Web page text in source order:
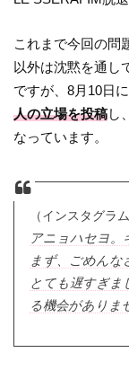
これまで今回の問
以外は沈黙を通し
ですが、8月10日に
人の立場を投稿し
なっています。
（インスタグラ
アニョハセヨ。
まず、ごめんな
とても遅すぎま
る機会がありま